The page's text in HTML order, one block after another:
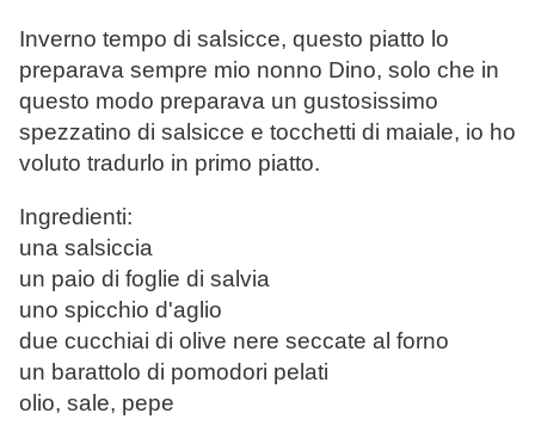
Inverno tempo di salsicce, questo piatto lo
preparava sempre mio nonno Dino, solo che in
questo modo preparava un gustosissimo
spezzatino di salsicce e tocchetti di maiale, io ho
voluto tradurlo in primo piatto.
Ingredienti:
una salsiccia
un paio di foglie di salvia
uno spicchio d'aglio
due cucchiai di olive nere seccate al forno
un barattolo di pomodori pelati
olio, sale, pepe